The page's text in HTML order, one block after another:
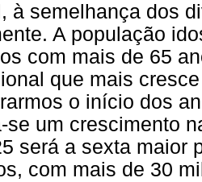
à semelhança dos
A população
com mais de 65
que mais
o início dos
se um crescimento
será a sexta maior
com mais de 30